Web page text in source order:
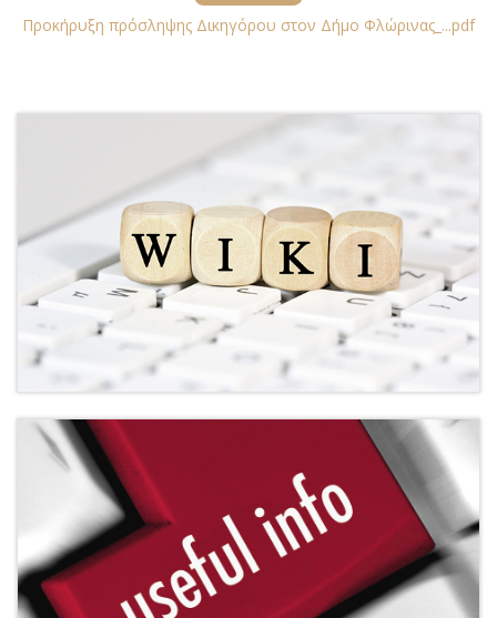
Προκήρυξη πρόσληψης Δικηγόρου στον Δήμο Φλώρινας_...pdf